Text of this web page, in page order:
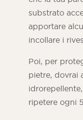
substrato
apportare
incollare i
Poi, per
pietre, dovrai
ripetere ogni